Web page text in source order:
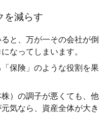
を減らす
と、万が一その会社が倒
なってしまいます。
保険」のような役割を果
）の調子が悪くても、他
気なら、資産全体が大き